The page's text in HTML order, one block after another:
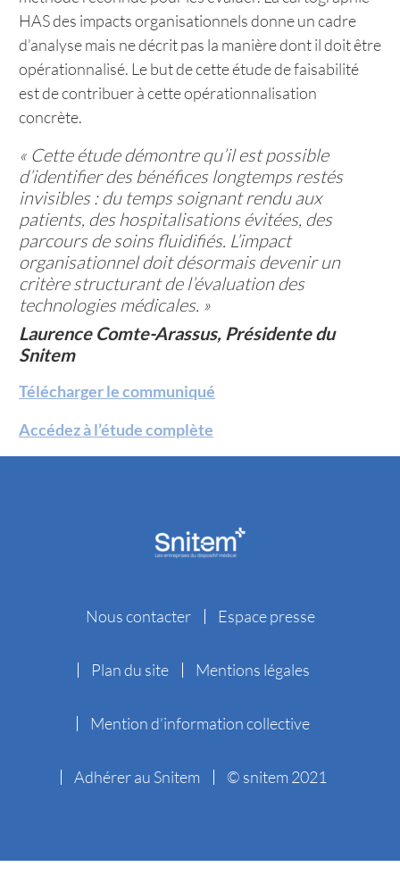
HAS des impacts organisationnels donne un cadre
d’analyse mais ne décrit pas la manière dont il doit être
opérationnalisé. Le but de cette étude de faisabilité
est de contribuer à cette opérationnalisation
concrète.
« Cette étude démontre qu’il est possible
d’identifier des bénéfices longtemps restés
invisibles : du temps soignant rendu aux
patients, des hospitalisations évitées, des
parcours de soins fluidifiés. L’impact
organisationnel doit désormais devenir un
critère structurant de l’évaluation des
technologies médicales. »
Laurence Comte-Arassus, Présidente du
Snitem
Télécharger le communiqué
Accédez à l’étude complète
Nous contacter Espace presse
Plan du site Mentions légales
Mention d’information collective
Adhérer au Snitem © snitem 2021